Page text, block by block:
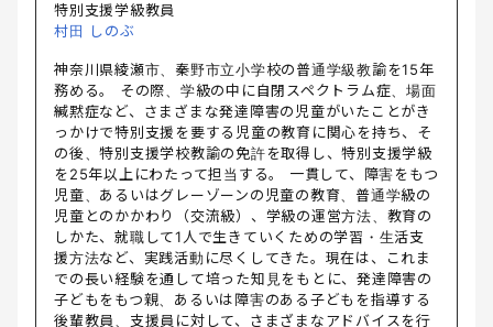
特別支援学級教員
村田 しのぶ
神奈川県綾瀬市、秦野市立小学校の普通学級教諭を15年
務める。 その際、学級の中に自閉スペクトラム症、場面
緘黙症など、さまざまな発達障害の児童がいたことがき
っかけで特別支援を要する児童の教育に関心を持ち、そ
の後、特別支援学校教諭の免許を取得し、特別支援学級
を25年以上にわたって担当する。 一貫して、障害をもつ
児童、あるいはグレーゾーンの児童の教育、普通学級の
児童とのかかわり（交流級）、学級の運営方法、教育の
しかた、就職して1人で生きていくための学習・生活支
援方法など、実践活動に尽くしてきた。現在は、これま
での長い経験を通して培った知見をもとに、発達障害の
子どもをもつ親、あるいは障害のある子どもを指導する
後輩教員、支援員に対して、さまざまなアドバイスを行